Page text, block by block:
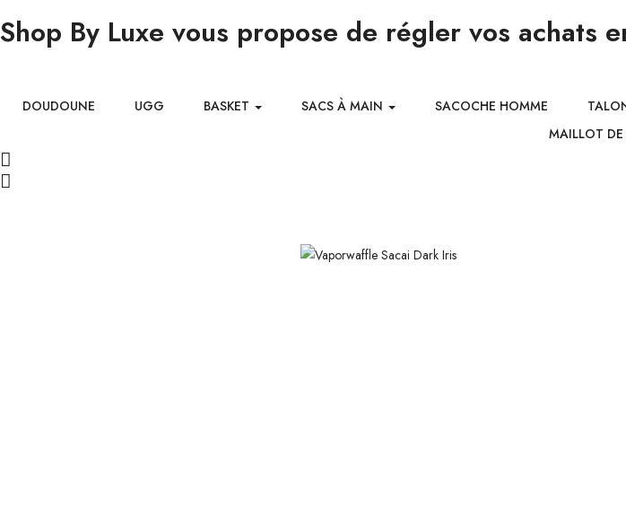
Shop By Luxe vous propose de régler vos achats
DOUDOUNE UGG BASKET SACS À MAIN SACOCHE HOMME
MAILLOT